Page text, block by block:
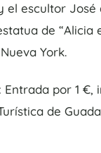
el escultor
de “Alicia
York.
: Entrada por 1 €,
de